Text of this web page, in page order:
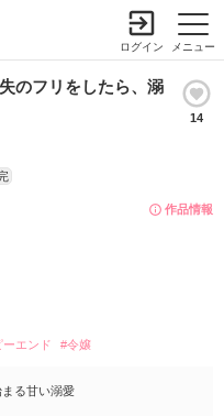
メニュー
ログイン
のフリをしたら、溺
14
作品情報
ーエンド #令嬢
る甘い溺愛